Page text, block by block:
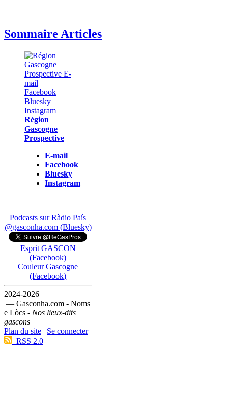
Sommaire Articles
Région
Gascogne
Prospective
E-mail
Facebook
Bluesky
Instagram
Podcasts sur Ràdio País
@gasconha.com (Bluesky)
Esprit GASCON
(Facebook)
Couleur Gascogne
(Facebook)
2024-2026
— Gasconha.com - Noms
e Lòcs - Nos lieux-dits
gascons
Plan du site | Se connecter|
RSS 2.0